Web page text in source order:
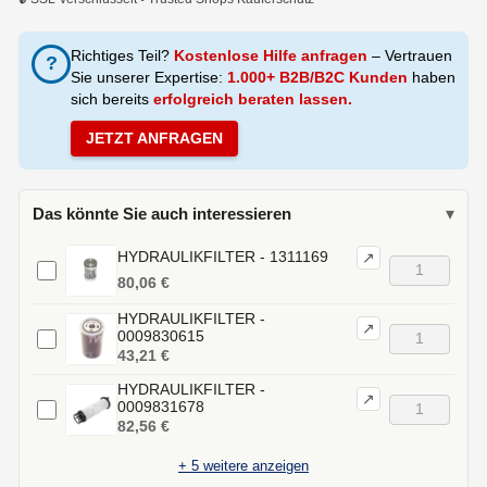
? Richtiges Teil? Kostenlose Hilfe anfragen – Vertrauen
Sie unserer Expertise: 1.000+ B2B/B2C Kunden haben
sich bereits erfolgreich beraten lassen.
JETZT ANFRAGEN
Das könnte Sie auch interessieren ▾
HYDRAULIKFILTER - 1311169 ↗
80,06 €
HYDRAULIKFILTER -
0009830615
↗
43,21 €
HYDRAULIKFILTER -
0009831678
↗
82,56 €
+ 5 weitere anzeigen